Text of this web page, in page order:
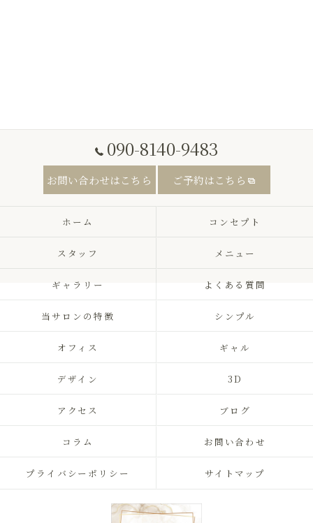
090-8140-9483
お問い合わせはこちら ご予約はこちら
ホーム コンセプト
スタッフ メニュー
ギャラリー よくある質問
当サロンの特徴 シンプル
オフィス ギャル
デザイン 3D
アクセス ブログ
コラム お問い合わせ
プライバシーポリシー サイトマップ